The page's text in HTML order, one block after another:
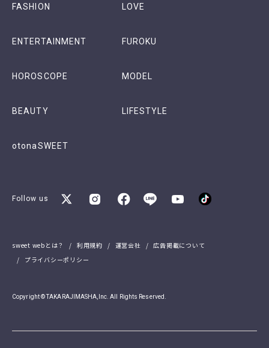
FASHION LOVE
ENTERTAINMENT FUROKU
HOROSCOPE MODEL
BEAUTY LIFESTYLE
otonaSWEET
Follow us
sweet webとは？ 利用規約 運営会社
広告掲載について
プライバシーポリシー
Copyright © TAKARAJIMASHA,Inc. All Rights Reserved.